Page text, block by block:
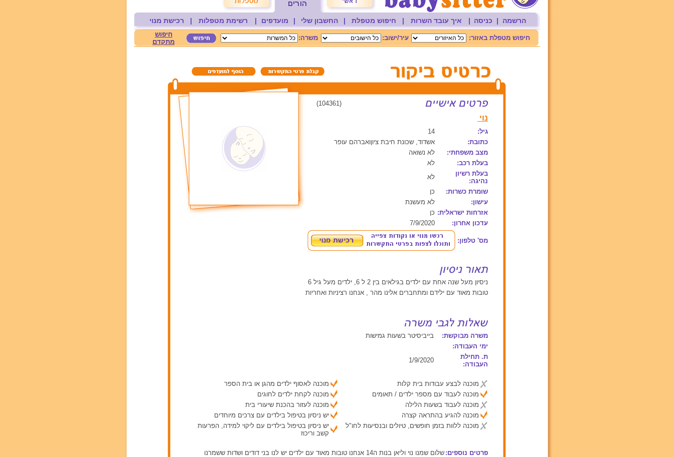
הרשמה | כניסה | איך עובד השרות | חיפוש מטפלת | החשבון שלי | מועדפים | רשימת מטפלות | רכישת מנוי
חיפוש מטפלת באזור: עיר/ישוב: משרה:
חיפוש
מתקדם
(104361)
נוי
גיל:
14
כתובת:
אשדוד, שכונת חיבת ציוןואברהם עופר
מצב משפחתי:
לא נשואה
בעלת רכב:
לא
בעלת רשיון
נהיגה:
לא
שומרת כשרות:
כן
עישון:
לא מעשנת
אזרחות ישראלית: כן
עדכון אחרון:
7/9/2020
מס' טלפון:
ניסיון מעל שנה אחת עם ילדים בגילאים בין 2 ל 6, ילדים מעל גיל 6
טובות מאוד עם ילידם ומתחברים אלינו מהר , אנחנו רציניות ואחריות
משרה מבוקשת:
בייביסיטר בשעות גמישות
ימי העבודה:
ת. תחילת
העבודה:
1/9/2020
מוכנה לבצע עבודות בית קלות
מוכנה לעבוד עם מספר ילדים / תאומים
מוכנה לעבוד בשעות הלילה
מוכנה להגיע בהתראה קצרה
מוכנה ללוות בזמן חופשים, טיולים ובנסיעות לחו"ל
מוכנה לאסוף ילדים מהגן או בית הספר
מוכנה לקחת ילדים לחוגים
מוכנה לעזור בהכנת שיעורי בית
יש ניסיון בטיפול בילדים עם צרכים מיוחדים
יש ניסיון בטיפול בילדים עם ליקוי למידה, הפרעות
קשב וריכוז
פרטים נוספים:
שלום שמנו נוי וליאן בנות ה14 אנחנו טובות מאוד עם ילדים יש לנו בני דודים ושדות ששמרנו